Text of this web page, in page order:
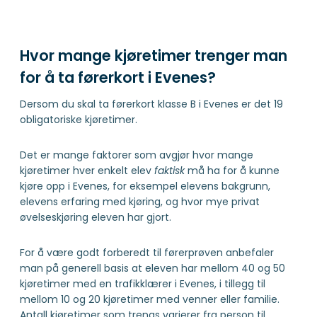
Hvor mange kjøretimer trenger man
for å ta førerkort i Evenes?
Dersom du skal ta førerkort klasse B i Evenes er det 19
obligatoriske kjøretimer.
Det er mange faktorer som avgjør hvor mange
kjøretimer hver enkelt elev faktiskmå ha for å kunne
kjøre opp i Evenes, for eksempel elevens bakgrunn,
elevens erfaring med kjøring, og hvor mye privat
øvelseskjøring eleven har gjort.
For å være godt forberedt til førerprøven anbefaler
man på generell basis at eleven har mellom 40 og 50
kjøretimer med en trafikklærer i Evenes, i tillegg til
mellom 10 og 20 kjøretimer med venner eller familie.